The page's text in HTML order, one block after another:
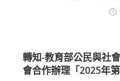
轉知-教育部公民與社
會合作辦理「2025年